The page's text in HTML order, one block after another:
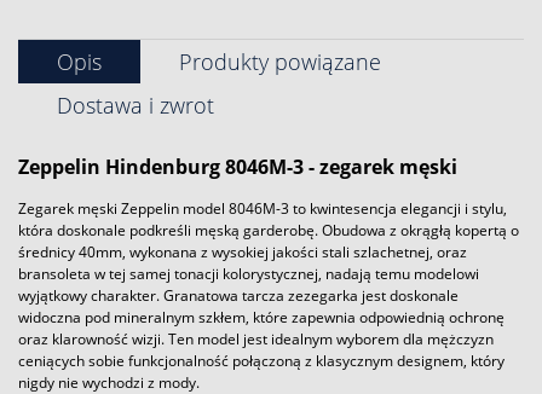
Opis
Produkty powiązane
Dostawa i zwrot
Zeppelin Hindenburg 8046M-3 - zegarek męski
Zegarek męski Zeppelin model 8046M-3 to kwintesencja elegancji i stylu,
która doskonale podkreśli męską garderobę. Obudowa z okrągłą kopertą o
średnicy 40mm, wykonana z wysokiej jakości stali szlachetnej, oraz
bransoleta w tej samej tonacji kolorystycznej, nadają temu modelowi
wyjątkowy charakter. Granatowa tarcza zezegarka jest doskonale
widoczna pod mineralnym szkłem, które zapewnia odpowiednią ochronę
oraz klarowność wizji. Ten model jest idealnym wyborem dla mężczyzn
ceniących sobie funkcjonalność połączoną z klasycznym designem, który
nigdy nie wychodzi z mody.